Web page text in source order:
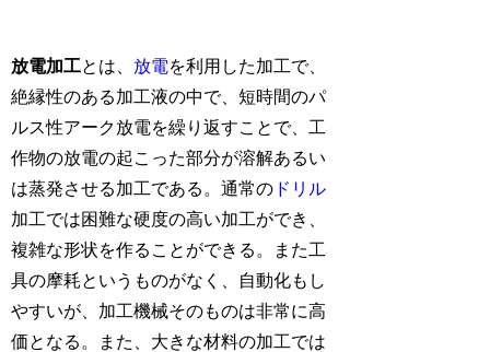
放電加工とは、 放電を利用した加工で、
絶縁性のある加工液の中で、短時間のパ
ルス性アーク放電を繰り返すことで、工
作物の放電の起こった部分が溶解あるい
は蒸発させる加工である。通常の ドリル
加工では困難な硬度の高い加工ができ、
複雑な形状を作ることができる。また工
具の摩耗というものがなく、自動化もし
やすいが、加工機械そのものは非常に高
価となる。また、大きな材料の加工では